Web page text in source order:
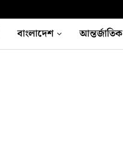
বাংলাদেশ আন্তর্জাতিক